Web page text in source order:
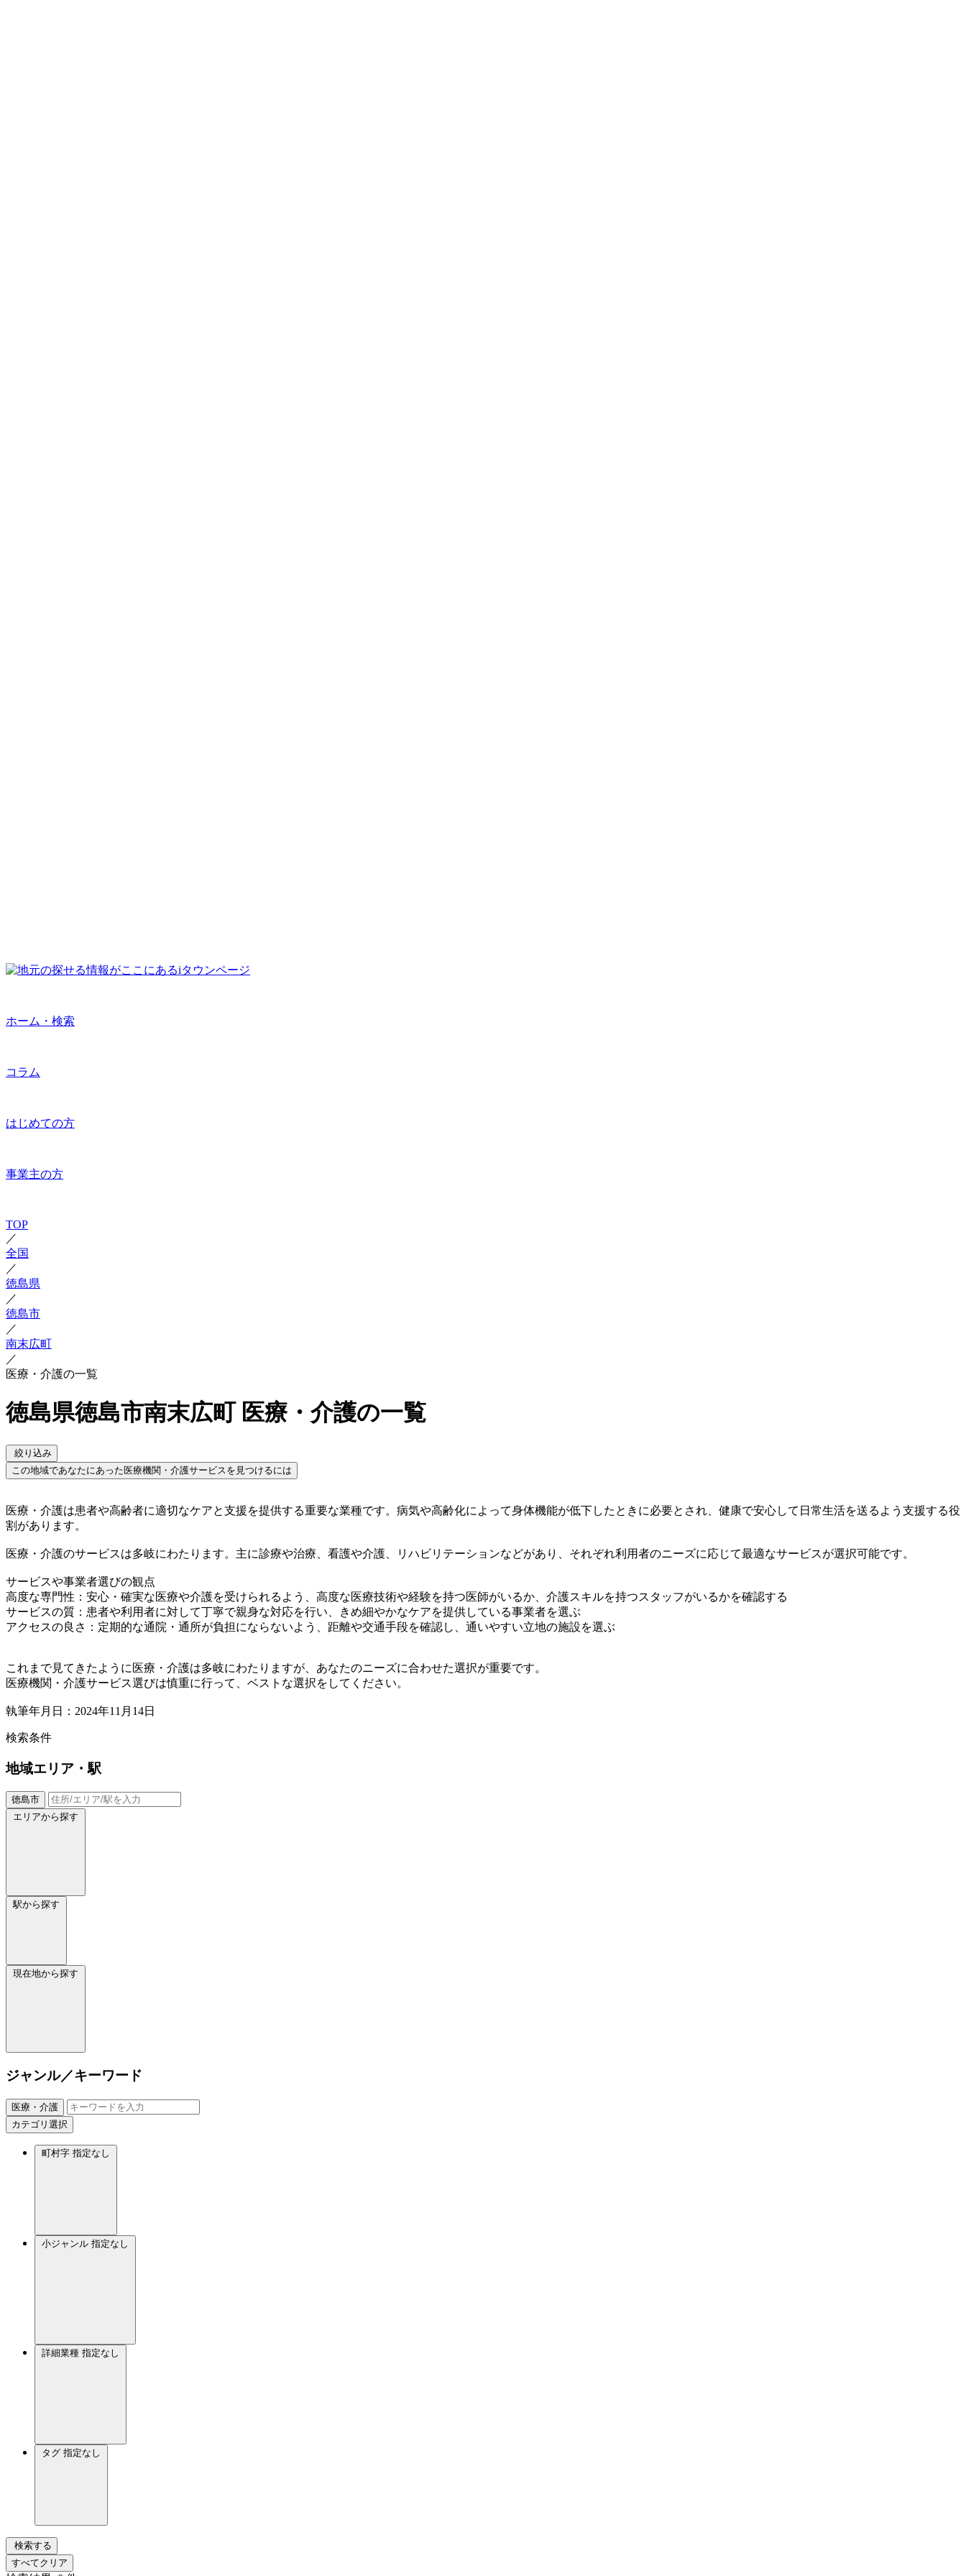
ホーム・検索
コラム
はじめての方
事業主の方
TOP
／
全国
／
徳島県
／
徳島市
／
南末広町
／
医療・介護の一覧
徳島県徳島市南末広町 医療・介護の一覧
絞り込み
この地域であなたにあった医療機関・介護サービスを見つけるには
医療・介護は患者や高齢者に適切なケアと支援を提供する重要な業種です。病気や高齢化によって身体機能が低下したときに必要とされ、健康で安心して日常生活を送るよう支援する役
割があります。
医療・介護のサービスは多岐にわたります。主に診療や治療、看護や介護、リハビリテーションなどがあり、それぞれ利用者のニーズに応じて最適なサービスが選択可能です。
サービスや事業者選びの観点
高度な専門性：安心・確実な医療や介護を受けられるよう、高度な医療技術や経験を持つ医師がいるか、介護スキルを持つスタッフがいるかを確認する
サービスの質：患者や利用者に対して丁寧で親身な対応を行い、きめ細やかなケアを提供している事業者を選ぶ
アクセスの良さ：定期的な通院・通所が負担にならないよう、距離や交通手段を確認し、通いやすい立地の施設を選ぶ
これまで見てきたように医療・介護は多岐にわたりますが、あなたのニーズに合わせた選択が重要です。
医療機関・介護サービス選びは慎重に行って、ベストな選択をしてください。
執筆年月日：2024年11月14日
検索条件
地域エリア・駅
徳島市
エリアから探す
駅から探す
現在地から探す
ジャンル／キーワード
医療・介護
カテゴリ選択
町村字 指定なし
小ジャンル 指定なし
詳細業種 指定なし
タグ 指定なし
検索する
すべてクリア